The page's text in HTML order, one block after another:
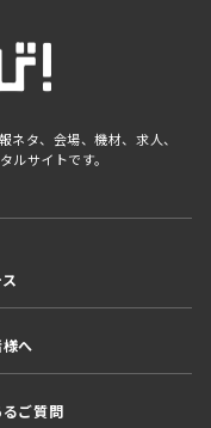
タ、会場、機材、求人、
ルサイトです。
へ
ご質問